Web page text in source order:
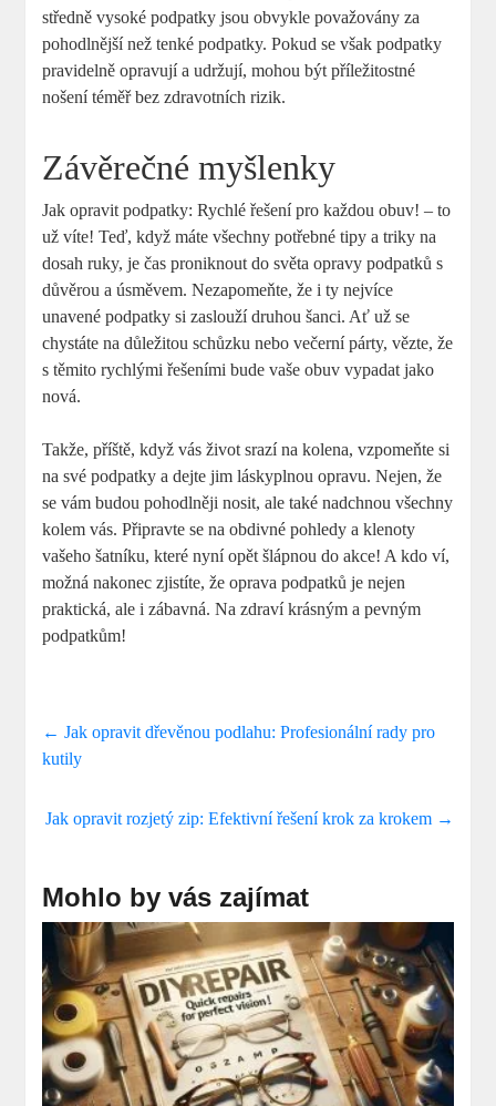
středně vysoké podpatky jsou obvykle považovány za
pohodlnější než tenké podpatky. Pokud se však podpatky
pravidelně opravují a udržují, mohou být příležitostné
nošení téměř bez zdravotních rizik.
Závěrečné myšlenky
Jak opravit podpatky: Rychlé řešení pro každou obuv! – to
už víte! Teď, když máte všechny potřebné tipy a triky na
dosah ruky, je čas proniknout do světa opravy podpatků s
důvěrou a úsměvem. Nezapomeňte, že i ty nejvíce
unavené podpatky si zaslouží druhou šanci. Ať už se
chystáte na důležitou schůzku nebo večerní párty, vězte, že
s těmito rychlými řešeními bude vaše obuv vypadat jako
nová.
Takže, příště, když vás život srazí na kolena, vzpomeňte si
na své podpatky a dejte jim láskyplnou opravu. Nejen, že
se vám budou pohodlněji nosit, ale také nadchnou všechny
kolem vás. Připravte se na obdivné pohledy a klenoty
vašeho šatníku, které nyní opět šlápnou do akce! A kdo ví,
možná nakonec zjistíte, že oprava podpatků je nejen
praktická, ale i zábavná. Na zdraví krásným a pevným
podpatkům!
← Jak opravit dřevěnou podlahu: Profesionální rady pro
kutily
Jak opravit rozjetý zip: Efektivní řešení krok za krokem →
Mohlo by vás zajímat